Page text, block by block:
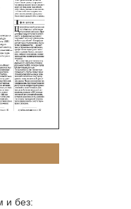
и без: